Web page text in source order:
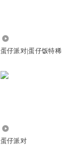
蛋仔派对|蛋仔饭特稀
蛋仔派对